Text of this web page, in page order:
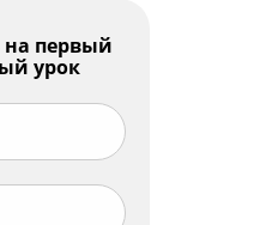
значение,
первый
урок